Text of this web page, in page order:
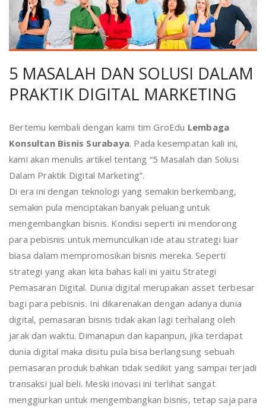
5 MASALAH DAN SOLUSI DALAM
PRAKTIK DIGITAL MARKETING
Bertemu kembali dengan kami tim GroEdu Lembaga
Konsultan Bisnis Surabaya. Pada kesempatan kali ini,
kami akan menulis artikel tentang “5 Masalah dan Solusi
Dalam Praktik Digital Marketing”.
Di era ini dengan teknologi yang semakin berkembang,
semakin pula menciptakan banyak peluang untuk
mengembangkan bisnis. Kondisi seperti ini mendorong
para pebisnis untuk memunculkan ide atau strategi luar
biasa dalam mempromosikan bisnis mereka. Seperti
strategi yang akan kita bahas kali ini yaitu Strategi
Pemasaran Digital. Dunia digital merupakan asset terbesar
bagi para pebisnis. Ini dikarenakan dengan adanya dunia
digital, pemasaran bisnis tidak akan lagi terhalang oleh
jarak dan waktu. Dimanapun dan kapanpun, jika terdapat
dunia digital maka disitu pula bisa berlangsung sebuah
pemasaran produk bahkan tidak sedikit yang sampai terjadi
transaksi jual beli. Meski inovasi ini terlihat sangat
menggiurkan untuk mengembangkan bisnis, tetap saja para